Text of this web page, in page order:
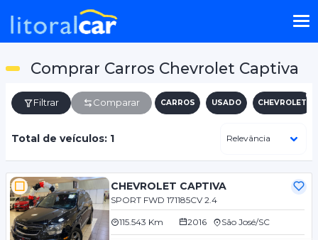
Comprar Carros Chevrolet Captiva
Filtrar Comparar CARROS USADO CHEVROLET
Total de veículos: 1
CHEVROLET CAPTIVA
SPORT FWD 171185CV 2.4
115.543 Km 2016 São José/SC